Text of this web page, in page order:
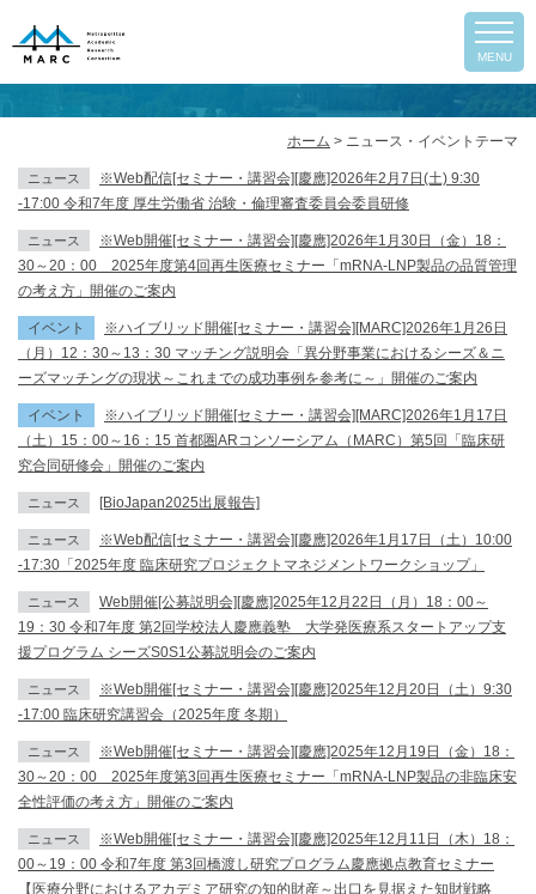
MENU
ニュース・イベントテーマ
ホーム > ニュース・イベントテーマ
ニュース
※Web配信[セミナー・講習会][慶應]2026年2月7日(土) 9:30
-17:00 令和7年度 厚生労働省 治験・倫理審査委員会委員研修
ニュース
※Web開催[セミナー・講習会][慶應]2026年1月30日（金）18：
30～20：00 2025年度第4回再生医療セミナー「mRNA-LNP製品の品質管理
の考え方」開催のご案内
イベント
※ハイブリッド開催[セミナー・講習会][MARC]2026年1月26日
（月）12：30～13：30 マッチング説明会「異分野事業におけるシーズ＆ニ
ーズマッチングの現状～これまでの成功事例を参考に～」開催のご案内
イベント
※ハイブリッド開催[セミナー・講習会][MARC]2026年1月17日
（土）15：00～16：15 首都圏ARコンソーシアム（MARC）第5回「臨床研
究合同研修会」開催のご案内
ニュース [BioJapan2025出展報告]
ニュース
※Web配信[セミナー・講習会][慶應]2026年1月17日（土）10:00
-17:30「2025年度 臨床研究プロジェクトマネジメントワークショップ」
ニュース
Web開催[公募説明会][慶應]2025年12月22日（月）18：00～
19：30 令和7年度 第2回学校法人慶應義塾 大学発医療系スタートアップ支
援プログラム シーズS0S1公募説明会のご案内
ニュース
※Web開催[セミナー・講習会][慶應]2025年12月20日（土）9:30
-17:00 臨床研究講習会（2025年度 冬期）
ニュース
※Web開催[セミナー・講習会][慶應]2025年12月19日（金）18：
30～20：00 2025年度第3回再生医療セミナー「mRNA-LNP製品の非臨床安
全性評価の考え方」開催のご案内
ニュース
※Web開催[セミナー・講習会][慶應]2025年12月11日（木）18：
00～19：00 令和7年度 第3回橋渡し研究プログラム慶應拠点教育セミナー
【医療分野におけるアカデミア研究の知的財産～出口を見据えた知財戦略